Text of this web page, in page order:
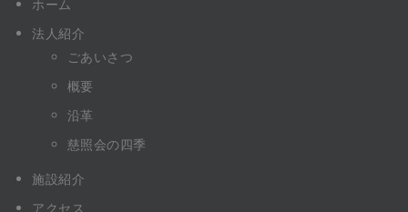
ホーム
法人紹介
ごあいさつ
概要
沿革
慈照会の四季
施設紹介
アクセス